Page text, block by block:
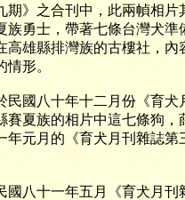
期》之合刊中，此兩幀相
族勇士，帶著七條台灣犬準
高雄縣排灣族的古樓社，
形。
國八十年十二月份《育犬
賽夏族的相片中這七條狗
年元月的《育犬月刊雜誌第
八十一年五月《育犬月刊